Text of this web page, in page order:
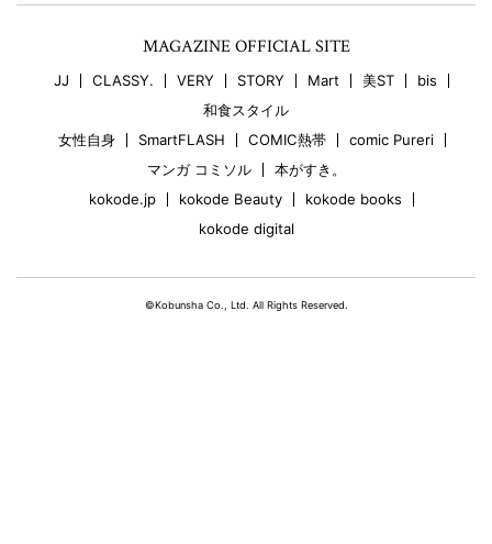
MAGAZINE OFFICIAL SITE
JJ CLASSY. VERY STORY Mart 美ST
bis
和食スタイル
女性自身
SmartFLASH COMIC熱帯
comic Pureri
マンガ コミソル
本がすき。
kokode.jp
kokode Beauty
kokode books
kokode digital
©Kobunsha Co., Ltd. All Rights Reserved.